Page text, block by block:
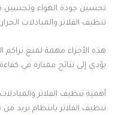
تحسين جودة الهواء وتحسين
تنظيف الفلاتر والمبادلات
هذه الأجزاء مهمة لمنع تراكم
يؤدي إلى نتائج ممتازة في كفاءة
أهمية تنظيف الفلاتر والمبادلات
تنظيف الفلاتر بانتظام يزيد من